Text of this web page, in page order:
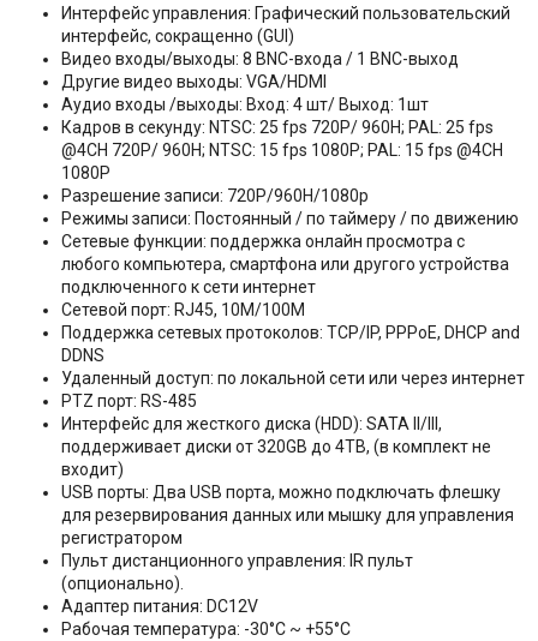
Интерфейс управления: Графический пользовательский
интерфейс, сокращенно (GUI)
Видео входы/выходы: 8 BNC-входа / 1 BNC-выход
Другие видео выходы: VGA/HDMI
Аудио входы /выходы: Вход: 4 шт/ Выход: 1шт
Кадров в секунду: NTSC: 25 fps 720P/ 960H; PAL: 25 fps
@4CH 720P/ 960H; NTSC: 15 fps 1080P; PAL: 15 fps @4CH
1080P
Разрешение записи: 720P/960H/1080p
Режимы записи: Постоянный / по таймеру / по движению
Сетевые функции: поддержка онлайн просмотра с
любого компьютера, смартфона или другого устройства
подключенного к сети интернет
Сетевой порт: RJ45, 10M/100M
Поддержка сетевых протоколов: TCP/IP, PPPoE, DHCP and
DDNS
Удаленный доступ: по локальной сети или через интернет
PTZ порт: RS-485
Интерфейс для жесткого диска (HDD): SATA II/III,
поддерживает диски от 320GB до 4TB, (в комплект не
входит)
USB порты: Два USB порта, можно подключать флешку
для резервирования данных или мышку для управления
регистратором
Пульт дистанционного управления: IR пульт
(опционально).
Адаптер питания: DC12V
Рабочая температура: -30°C ~ +55°C